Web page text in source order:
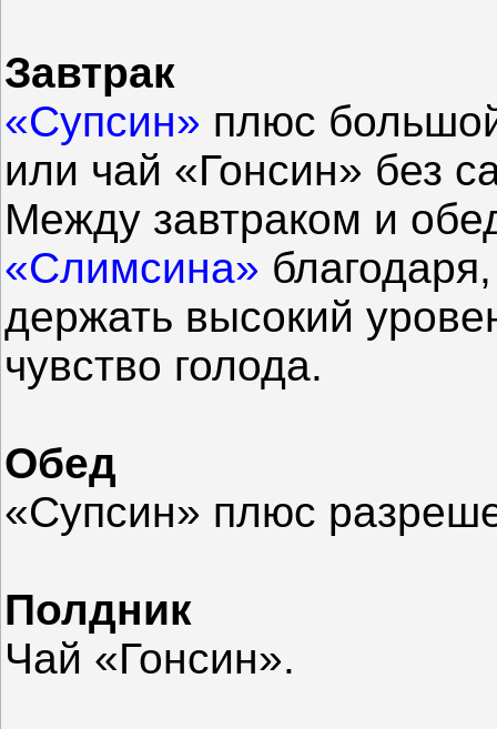
Завтрак
«Супсин» плюс
или чай «Гонсин» без
Между завтраком и
«Слимсина»
держать высокий
чувство голода.
Обед
«Супсин» плюс
Полдник
Чай «Гонсин».